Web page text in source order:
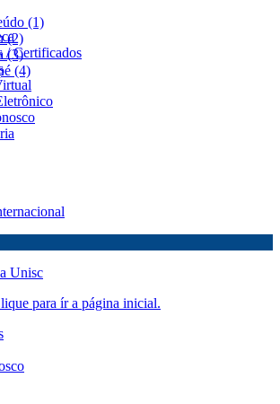
(1)
(2)
(3)
(4)
/ Certificados